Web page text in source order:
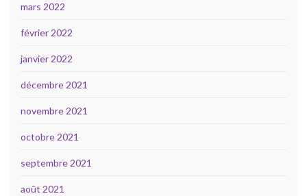
mars 2022
février 2022
janvier 2022
décembre 2021
novembre 2021
octobre 2021
septembre 2021
août 2021